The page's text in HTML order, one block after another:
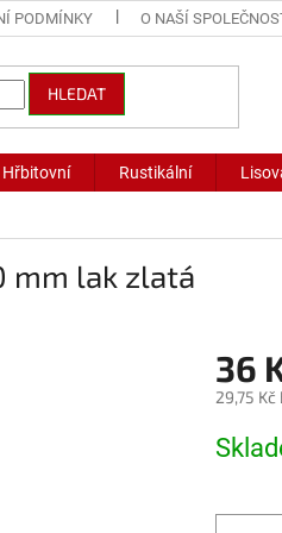
PODMÍNKY O NAŠÍ
HLEDAT
Hřbitovní Rustikální
mm lak zlatá
36
29,75 Kč
cena: